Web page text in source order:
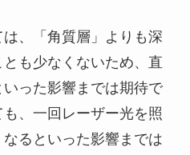
、「角質層」よりも深
も少なくないため、直
った影響までは期待で
、一回レーザー光を照
るといった影響までは